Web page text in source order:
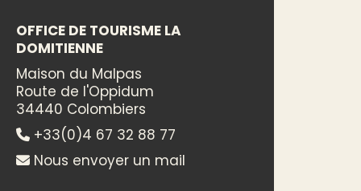
OFFICE DE TOURISME LA
DOMITIENNE
Maison du Malpas
Route de l'Oppidum
34440 Colombiers
+33(0)4 67 32 88 77
Nous envoyer un mail